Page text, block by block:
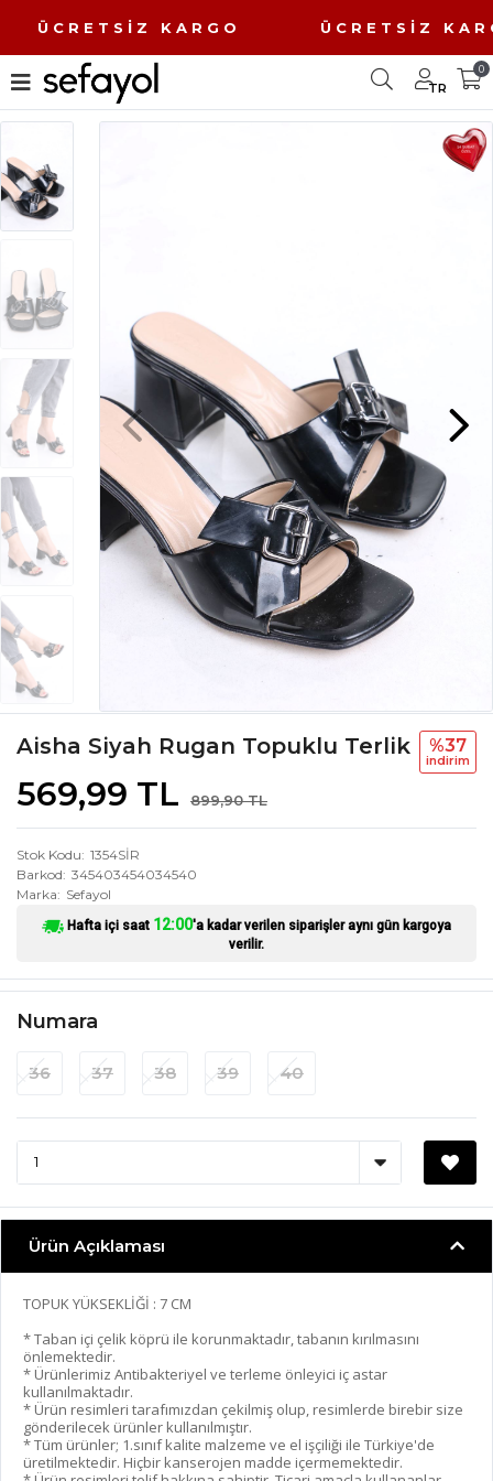
ÜCRETSİZ KARGO ÜCRETSİZ
TR
0
Aisha Siyah Rugan Topuklu Terlik
569,99 TL 899,90 TL
%37
i̇ndi̇ri̇m
Stok Kodu 1354SİR
Barkod 345403454034540
Marka
Sefayol
Hafta içi saat 12:00'a kadar verilen siparişler aynı gün kargoya
verilir.
Numara
36 37 38 39 40
Ürün Açıklaması
TOPUK YÜKSEKLİĞİ : 7 CM
* Taban içi çelik köprü ile korunmaktadır, tabanın kırılmasını
önlemektedir.
* Ürünlerimiz Antibakteriyel ve terleme önleyici iç astar
kullanılmaktadır.
* Ürün resimleri tarafımızdan çekilmiş olup, resimlerde birebir size
gönderilecek ürünler kullanılmıştır.
* Tüm ürünler; 1.sınıf kalite malzeme ve el işçiliği ile Türkiye'de
üretilmektedir. Hiçbir kanserojen madde içermemektedir.